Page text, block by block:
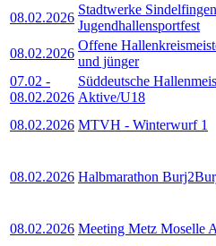
08.02.2026
Stadtwerke Sindelfingen
Jugendhallensportfest
08.02.2026
Offene
und jünger
07.02 -
08.02.2026
Süddeutsche
Aktive/U18
08.02.2026 MTVH - Winterwurf 1
08.02.2026 Halbmarathon
08.02.2026 Meeting Metz Moselle